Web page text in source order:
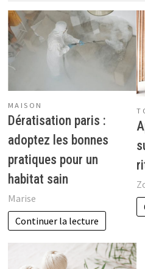
MAISON
Dératisation paris :
adoptez les bonnes
pratiques pour un
habitat sain
Marise
Continuer la lecture